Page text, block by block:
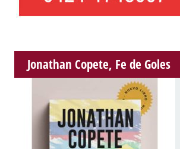
Jonathan Copete, Fe de Goles